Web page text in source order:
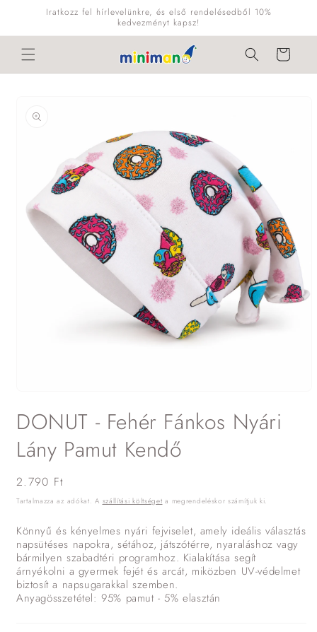
Ugrás aIratkozz fel hírlevelünkre, és első rendelésedből 10%
kedvezményt kapsz!
Kosár
ugrás a
termékadatokra
megnyitása
a
párbeszédpanelen
DONUT - Fehér Fánkos Nyári
Lány Pamut Kendő
Normál
ár
2.790 Ft
Tartalmazza az adókat. A szállítási költséget a megrendeléskor számítjuk ki.
Könnyű és kényelmes nyári fejviselet, amely ideális választás
napsütéses napokra, sétához, játszótérre, nyaraláshoz vagy
bármilyen szabadtéri programhoz. Kialakítása segít
árnyékolni a gyermek fejét és arcát, miközben UV-védelmet
biztosít a napsugarakkal szemben.
Anyagösszetétel: 95% pamut - 5% elasztán